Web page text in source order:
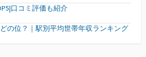
口コミ評価も紹介
の位？｜駅別平均世帯年収ランキング